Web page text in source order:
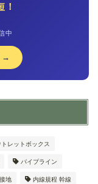
中
→
トレットボックス
パイプライン
地 内線規程 幹線